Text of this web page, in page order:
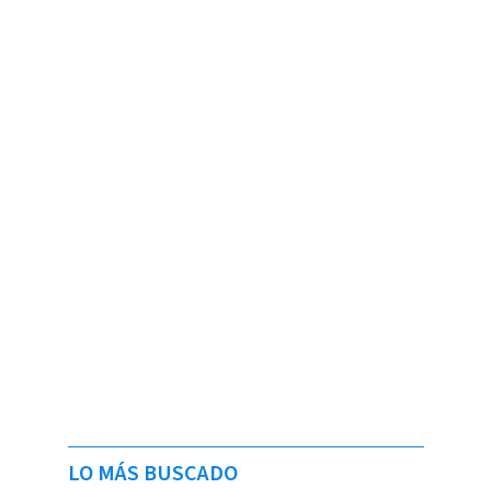
LO MÁS BUSCADO